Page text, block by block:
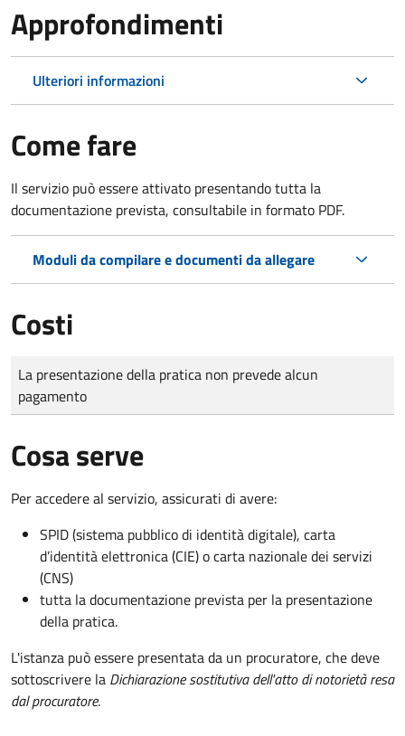
Approfondimenti
Ulteriori informazioni
Come fare
Il servizio può essere attivato presentando tutta la
documentazione prevista, consultabile in formato PDF.
Moduli da compilare e documenti da allegare
Costi
Tipo di pagamento
Importo
La presentazione della pratica non prevede alcun
pagamento
Cosa serve
Per accedere al servizio, assicurati di avere:
SPID (sistema pubblico di identità digitale), carta
d’identità elettronica (CIE) o carta nazionale dei servizi
(CNS)
tutta la documentazione prevista per la presentazione
della pratica.
L'istanza può essere presentata da un procuratore, che deve
sottoscrivere la Dichiarazione sostitutiva dell'atto di notorietà resa
dal procuratore.